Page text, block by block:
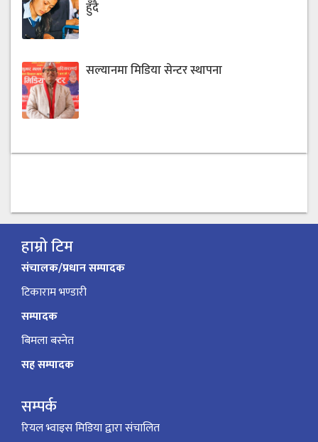
हुँदै
सल्यानमा मिडिया सेन्टर स्थापना
हाम्रो टिम
संचालक/प्रधान सम्पादक
टिकाराम भण्डारी
सम्पादक
बिमला बस्नेत
सह सम्पादक
सम्पर्क
रियल भ्वाइस मिडिया द्वारा संचालित